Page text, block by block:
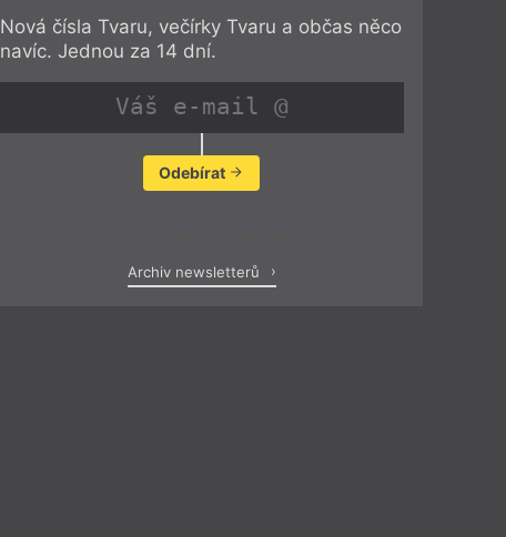
Nová čísla Tvaru, večírky Tvaru a občas něco
navíc. Jednou za 14 dní.
Odebírat
Archiv newsletterů